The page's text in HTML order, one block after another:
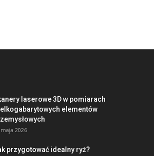
laserowe 3D w pomiarach
elementów
2026
przygotować idealny ryż?